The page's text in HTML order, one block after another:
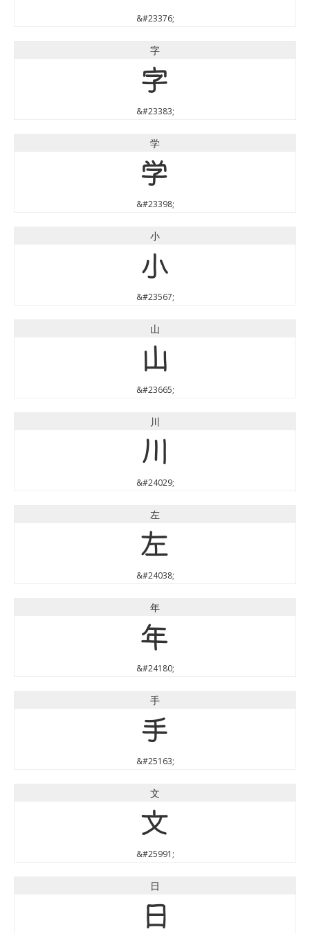
&#23376;
字
字
&#23383;
学
学
&#23398;
小
小
&#23567;
山
山
&#23665;
川
川
&#24029;
左
左
&#24038;
年
年
&#24180;
手
手
&#25163;
文
文
&#25991;
日
日